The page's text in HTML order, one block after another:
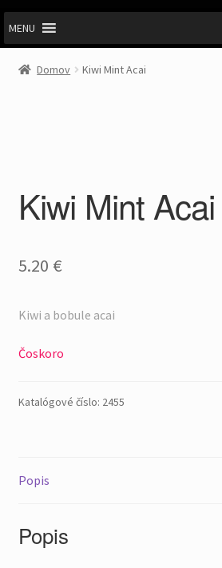
MENU
Domov Kiwi Mint Acai
Kiwi Mint Acai
5.20 €
Kiwi a bobule acai
Čoskoro
Katalógové číslo: 2455
Popis
Popis